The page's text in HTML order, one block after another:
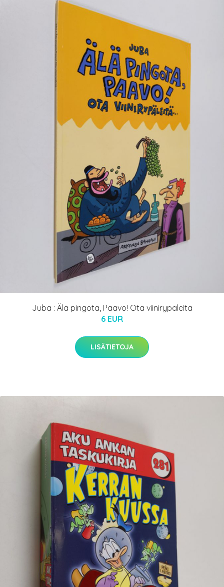
Juba : Älä pingota, Paavo! Ota viinirypäleitä
6 EUR
LISÄTIETOJA